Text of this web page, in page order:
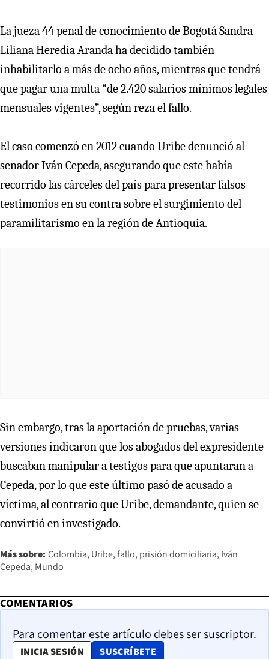
La jueza 44 penal de conocimiento de Bogotá Sandra
Liliana Heredia Aranda ha decidido también
inhabilitarlo a más de ocho años, mientras que tendrá
que pagar una multa “de 2.420 salarios mínimos legales
mensuales vigentes”, según reza el fallo.
El caso comenzó en 2012 cuando Uribe denunció al
senador Iván Cepeda, asegurando que este había
recorrido las cárceles del país para presentar falsos
testimonios en su contra sobre el surgimiento del
paramilitarismo en la región de Antioquia.
Sin embargo, tras la aportación de pruebas, varias
versiones indicaron que los abogados del expresidente
buscaban manipular a testigos para que apuntaran a
Cepeda, por lo que este último pasó de acusado a
víctima, al contrario que Uribe, demandante, quien se
convirtió en investigado.
Más sobre: Colombia Uribe fallo prisión domiciliaria Iván
Cepeda Mundo
COMENTARIOS
Para comentar este artículo debes ser suscriptor.
INICIA SESIÓN SUSCRÍBETE
OPENS IN NEW WINDOW